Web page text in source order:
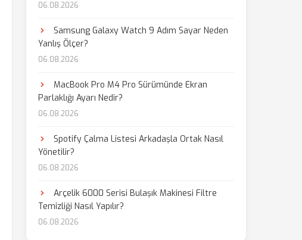
06.08.2026
Samsung Galaxy Watch 9 Adım Sayar Neden
Yanlış Ölçer?
06.08.2026
MacBook Pro M4 Pro Sürümünde Ekran
Parlaklığı Ayarı Nedir?
06.08.2026
Spotify Çalma Listesi Arkadaşla Ortak Nasıl
Yönetilir?
06.08.2026
Arçelik 6000 Serisi Bulaşık Makinesi Filtre
Temizliği Nasıl Yapılır?
06.08.2026